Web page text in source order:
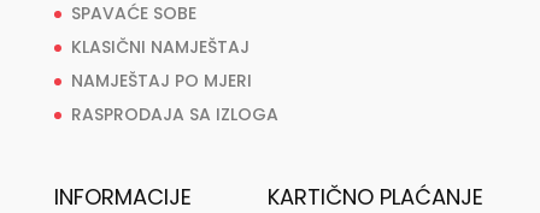
SPAVAĆE SOBE
KLASIČNI NAMJEŠTAJ
NAMJEŠTAJ PO MJERI
RASPRODAJA SA IZLOGA
INFORMACIJE KARTIČNO PLAĆANJE